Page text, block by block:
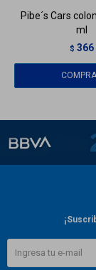
Pibe´s Cars
ml
$ 366